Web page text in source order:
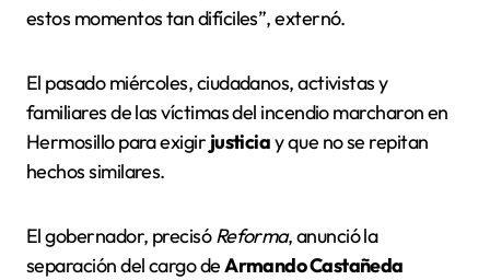
estos momentos tan difíciles”, externó.
El pasado miércoles, ciudadanos, activistas y
familiares de las víctimas del incendio marcharon en
Hermosillo para exigir justiciay que no se repitan
hechos similares.
El gobernador, precisóReforma, anunció la
separación del cargo deArmando Castañeda